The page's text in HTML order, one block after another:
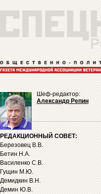
Шеф-редактор:
Александр Репин
РЕДАКЦИОННЫЙ СОВЕТ:
Березовец В.В.
Бетин Н.А.
Василенко С.В.
Гущин М.Ю.
Демидкин В.Н.
Демин Ю.В.